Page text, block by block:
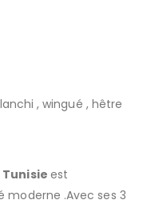
, wingué , hêtre
est
.Avec ses 3